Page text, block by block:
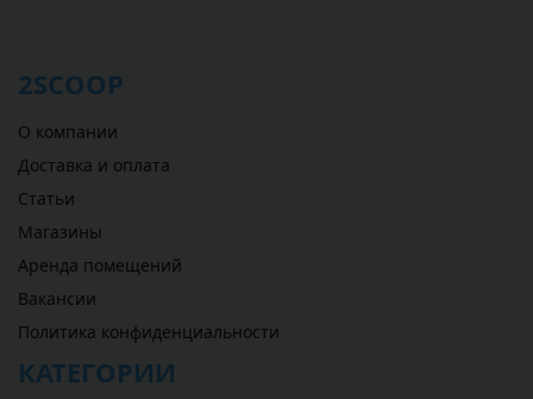
2SCOOP
О компании
Доставка и оплата
Статьи
Магазины
Аренда помещений
Вакансии
Политика конфиденциальности
КАТЕГОРИИ